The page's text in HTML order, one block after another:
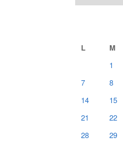
L M
1
7
8
14
15
21
22
28
29